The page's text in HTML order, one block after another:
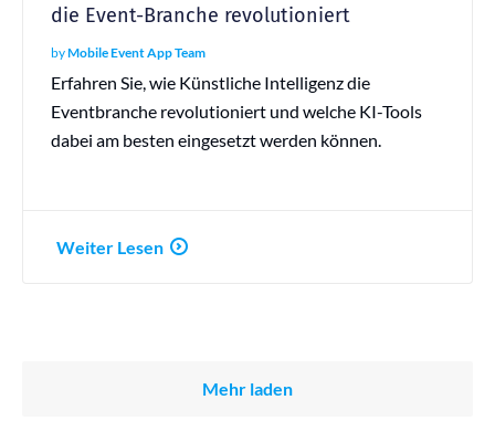
die Event-Branche revolutioniert
byMobile Event App Team
Erfahren Sie, wie Künstliche Intelligenz die
Eventbranche revolutioniert und welche KI-Tools
dabei am besten eingesetzt werden können.
Weiter Lesen
Mehr laden